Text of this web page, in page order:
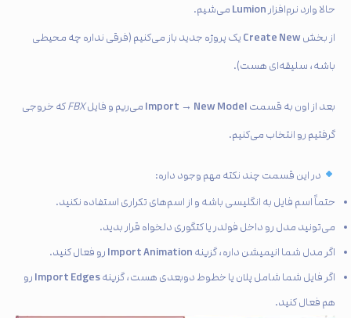
حالا وارد نرم‌افزار Lumion می‌شیم.
از بخش Create New یک پروژه جدید باز می‌کنیم (فرقی نداره چه محیطی
باشه، سلیقه‌ای هست).
بعد از اون به قسمت Import → New Model می‌ریم و فایلFBXکه خروجی
گرفتیم رو انتخاب می‌کنیم.
در این قسمت چند نکته مهم وجود داره:
حتماً اسم فایل به انگلیسی باشه و از اسم‌های تکراری استفاده نکنید.
می‌تونید مدل رو داخل فولدر یا کتگوری دلخواه قرار بدید.
اگر مدل شما انیمیشن داره، گزینه Import Animation رو فعال کنید.
اگر فایل شما شامل پلان یا خطوط دوبعدی هست، گزینهImport Edges رو
هم فعال کنید.